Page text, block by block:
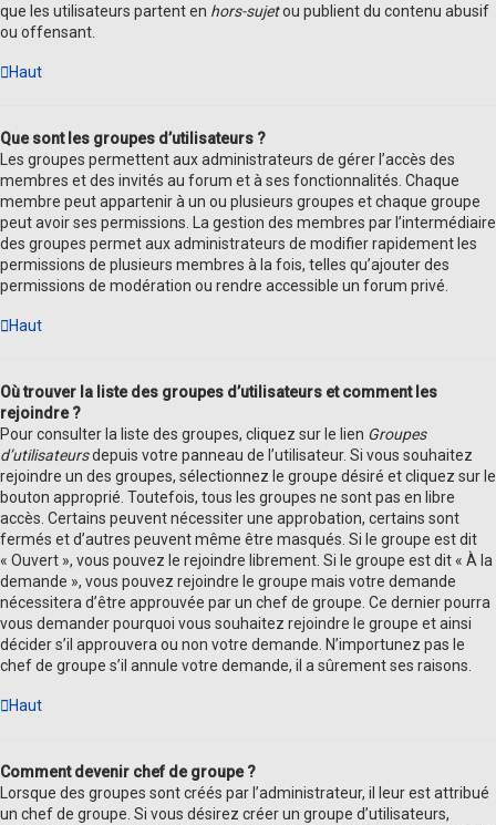
que les utilisateurs partent en hors-sujetou publient du contenu abusif
ou offensant.
Haut
Que sont les groupes d’utilisateurs ?
Les groupes permettent aux administrateurs de gérer l’accès des
membres et des invités au forum et à ses fonctionnalités. Chaque
membre peut appartenir à un ou plusieurs groupes et chaque groupe
peut avoir ses permissions. La gestion des membres par l’intermédiaire
des groupes permet aux administrateurs de modifier rapidement les
permissions de plusieurs membres à la fois, telles qu’ajouter des
permissions de modération ou rendre accessible un forum privé.
Haut
Où trouver la liste des groupes d’utilisateurs et comment les
rejoindre ?
Pour consulter la liste des groupes, cliquez sur le lien Groupes
d’utilisateursdepuis votre panneau de l’utilisateur. Si vous souhaitez
rejoindre un des groupes, sélectionnez le groupe désiré et cliquez sur le
bouton approprié. Toutefois, tous les groupes ne sont pas en libre
accès. Certains peuvent nécessiter une approbation, certains sont
fermés et d’autres peuvent même être masqués. Si le groupe est dit
« Ouvert », vous pouvez le rejoindre librement. Si le groupe est dit « À la
demande », vous pouvez rejoindre le groupe mais votre demande
nécessitera d’être approuvée par un chef de groupe. Ce dernier pourra
vous demander pourquoi vous souhaitez rejoindre le groupe et ainsi
décider s’il approuvera ou non votre demande. N’importunez pas le
chef de groupe s’il annule votre demande, il a sûrement ses raisons.
Haut
Comment devenir chef de groupe ?
Lorsque des groupes sont créés par l’administrateur, il leur est attribué
un chef de groupe. Si vous désirez créer un groupe d’utilisateurs,